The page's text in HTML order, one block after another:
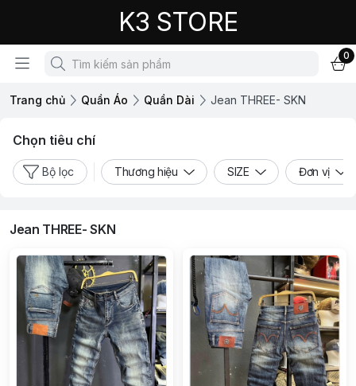
K3 STORE
0
Trang chủ Quần Áo Quần Dài Jean THREE- SKN
Chọn tiêu chí
Bộ lọc Thương hiệu SIZE Đơn vị
Jean THREE- SKN